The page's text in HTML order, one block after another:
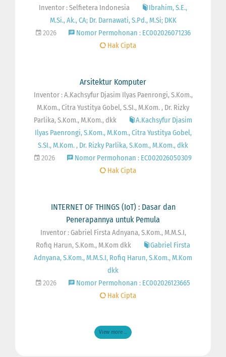
Inventor : Selfietera Indonesia
Ibrahim, S.E.,
M.Si., Ak., CA; Dr. Darnawati, S.Pd., M.Si; DKK
2026
Nomor Permohonan : EC002026071236
Hak Cipta
Arsitektur Komputer
Inventor : A.Kachsyfur Djasim Ilyas Paenrongi, S.Kom.,
M.Kom., Citra Yustitya Gobel, S.SI., M.Kom. , Dr. Rizky
Parlika, S.Kom., M.Kom., dkk
A.Kachsyfur Djasim
Ilyas Paenrongi, S.Kom., M.Kom., Citra Yustitya Gobel,
S.SI., M.Kom. , Dr. Rizky Parlika, S.Kom., M.Kom., dkk
2026
Nomor Permohonan : EC002026050309
Hak Cipta
INTERNET OF THINGS (IoT) : Dasar dan
Penerapannya untuk Pemula
Inventor : Gabriel Firsta Adnyana, S.Kom., M.M.S.I,
Rofiq Harun, S.Kom., M.Kom dkk
Gabriel Firsta
Adnyana, S.Kom., M.M.S.I, Rofiq Harun, S.Kom., M.Kom
dkk
2026
Nomor Permohonan : EC002026123665
Hak Cipta
View more ...